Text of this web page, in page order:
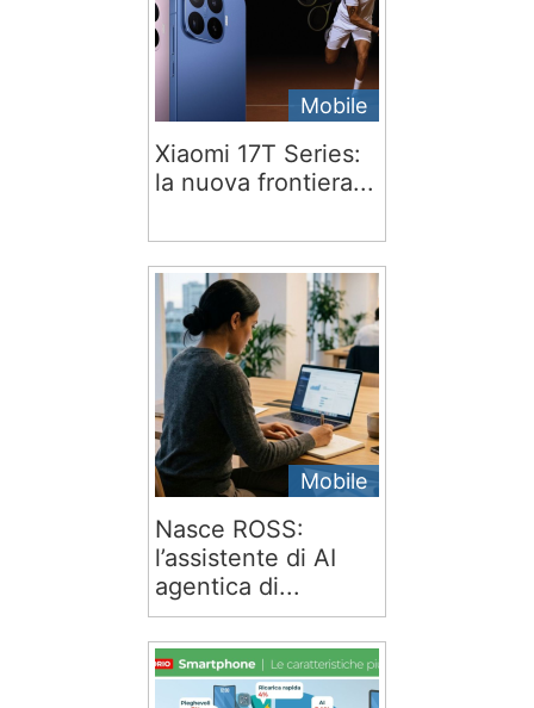
Mobile
Xiaomi 17T Series:
la nuova frontiera...
Mobile
Nasce ROSS:
l’assistente di AI
agentica di...